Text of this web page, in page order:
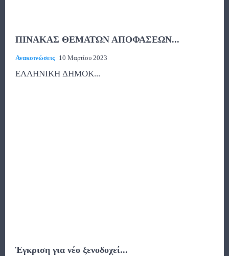
ΠΙΝΑΚΑΣ ΘΕΜΑΤΩΝ ΑΠΟΦΑΣΕΩΝ...
Ανακοινώσεις 10 Μαρτίου 2023
ΕΛΛΗΝΙΚΗ ΔΗΜΟΚ...
Έγκριση για νέο ξενοδοχεί...